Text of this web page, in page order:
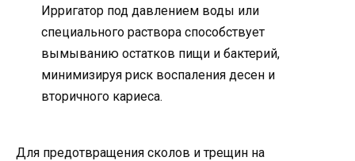
Ирригатор под давлением воды или
специального раствора способствует
вымыванию остатков пищи и бактерий,
минимизируя риск воспаления десен и
вторичного кариеса.
Для предотвращения сколов и трещин на